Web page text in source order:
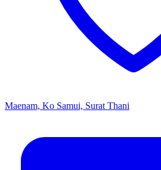
Maenam, Ko Samui, Surat Thani